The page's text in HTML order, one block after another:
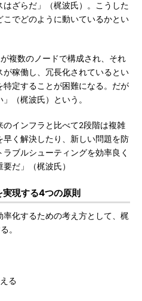
ざらだ」（梶波氏）。こうした
でどのように動いているかとい
複数のノードで構成され、それ
稼働し、冗長化されているとい
定することが困難になる。だが
（梶波氏）という。
インフラと比べて2段階は複雑
く解決したり、新しい問題を防
ブルシューティングを効率良く
だ」（梶波氏）
現する4つの原則
化するための考え方として、梶
。
る